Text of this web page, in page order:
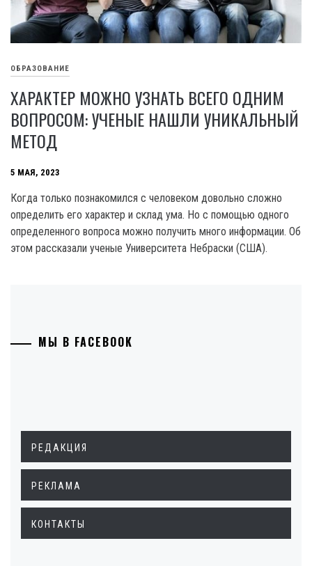
ОБРАЗОВАНИЕ
ХАРАКТЕР МОЖНО УЗНАТЬ ВСЕГО ОДНИМ
ВОПРОСОМ: УЧЕНЫЕ НАШЛИ УНИКАЛЬНЫЙ
МЕТОД
5 МАЯ, 2023
Когда только познакомился с человеком довольно сложно
определить его характер и склад ума. Но с помощью одного
определенного вопроса можно получить много информации. Об
этом рассказали ученые Университета Небраски (США).
МЫ В FACEBOOK
РЕДАКЦИЯ
РЕКЛАМА
КОНТАКТЫ